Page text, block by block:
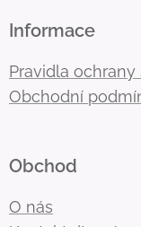
Informace
Pravidla
Obchodní
Obchod
O nás